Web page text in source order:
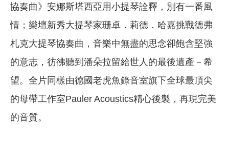
協奏曲》安娜斯塔西亞用小提琴詮釋，別有一番風
情；樂壇新秀大提琴家珊卓．莉德．哈嘉挑戰德弗
札克大提琴協奏曲，音樂中無盡的思念卻飽含堅強
的意志，彷彿聽到潘朵拉留給世人的最後遺產－希
望。全片同樣由德國老虎魚錄音室旗下全球最頂尖
的母帶工作室Pauler Acoustics精心後製，再現完美
的音質。